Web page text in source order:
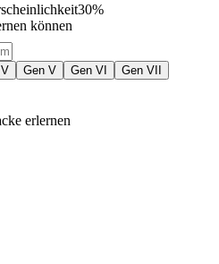
30%
können
Gen V Gen VI
Gen VII
erlernen